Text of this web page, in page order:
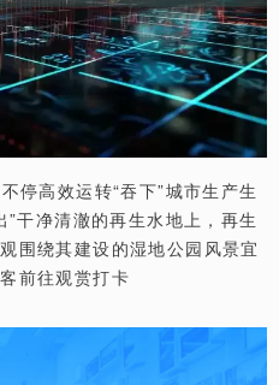
停高效运转“吞下”城市生产生
干净清澈的再生水地上，再生
围绕其建设的湿地公园风景宜
前往观赏打卡